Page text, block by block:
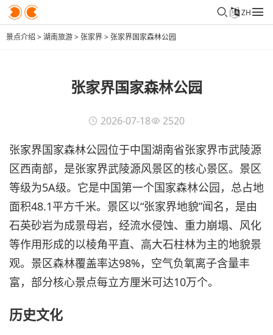
ZH
景点介绍 >湖南旅游> 张家界> 张家界国家森林公园
张家界国家森林公园
2026-07-18 2520
张家界国家森林公园位于中国湖南省张家界市武陵源
区西南部，是张家界武陵源风景区的核心景区。景区
等级为5A级。它是中国第一个国家森林公园，总占地
面积48.1平方千米。景区以“张家界地貌”闻名，是由
石英砂岩为成景母岩，经流水侵蚀、重力崩塌、风化
等作用形成的以棱角平直、高大石柱林为主的地貌景
观。景区森林覆盖率达98%，空气负氧离子含量丰
富，部分核心景点每立方厘米可达10万个。
历史文化